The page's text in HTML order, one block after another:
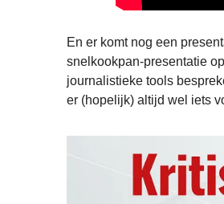
En er komt nog een
snelkookpan-presentatie
journalistieke tools
er (hopelijk) altijd wel iets